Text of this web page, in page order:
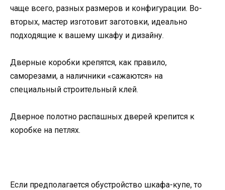
чаще всего, разных размеров и конфигурации. Во-
вторых, мастер изготовит заготовки, идеально
подходящие к вашему шкафу и дизайну.
Дверные коробки крепятся, как правило,
саморезами, а наличники «сажаются» на
специальный строительный клей.
Дверное полотно распашных дверей крепится к
коробке на петлях.
Если предполагается обустройство шкафа-купе, то